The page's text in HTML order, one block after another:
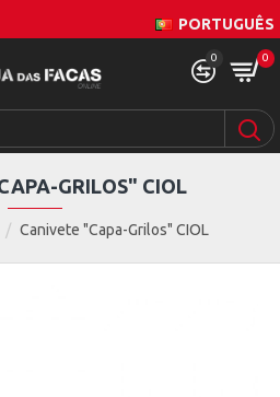
PORTUGUÊS
0 0
Canivete "Capa-Grilos" CIOL
GRILOS" CIOL